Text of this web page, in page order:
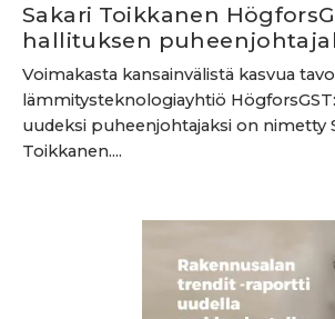
Sakari Toikkanen
hallituksen
Voimakasta kansainvälistä kasvua
lämmitysteknologiayhtiö
uudeksi puheenjohtajaksi on nimetty
Toikkanen....